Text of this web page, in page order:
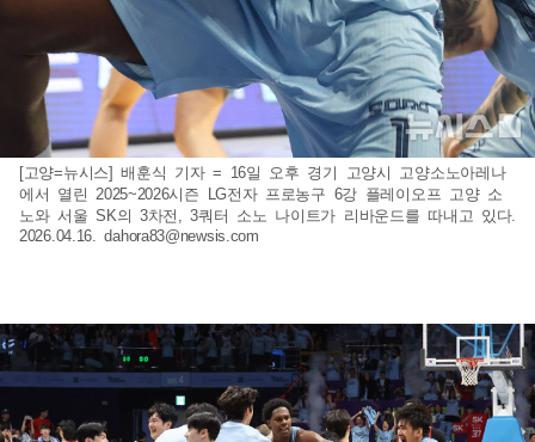
[고양=뉴시스] 배훈식 기자 = 16일 오후 경기 고양시 고양소노아레나
에서 열린 2025~2026시즌 LG전자 프로농구 6강 플레이오프 고양 소
노와 서울 SK의 3차전, 3쿼터 소노 나이트가 리바운드를 따내고 있다.
2026.04.16.dahora83@newsis.com